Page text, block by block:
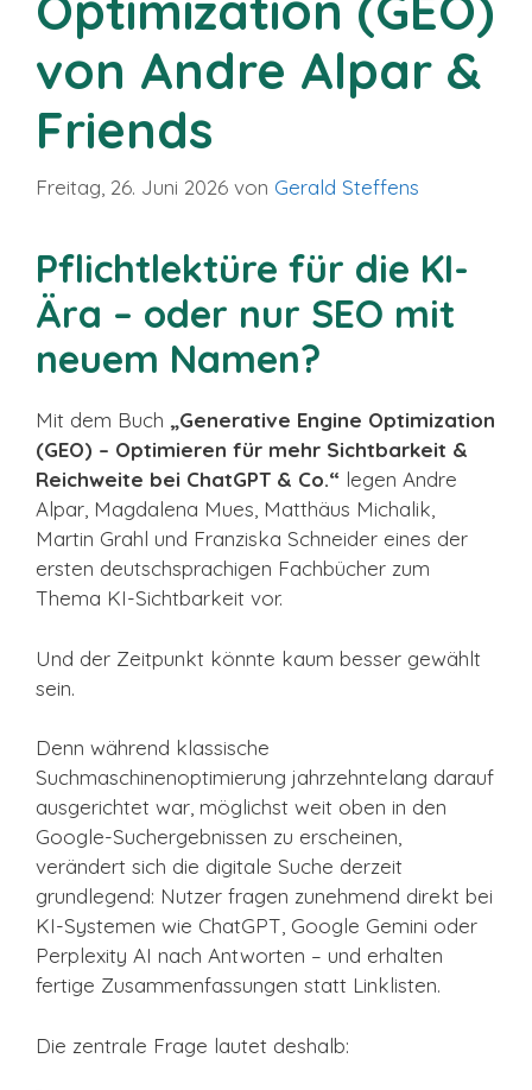
von Andre Alpar &
Friends
Freitag, 26. Juni 2026 von Gerald Steffens
Pflichtlektüre für die KI-
Ära – oder nur SEO mit
neuem Namen?
Mit dem Buch „Generative Engine Optimization
(GEO) – Optimieren für mehr Sichtbarkeit &
Reichweite bei ChatGPT & Co.“ legen Andre
Alpar , Magdalena Mues, Matthäus Michalik,
Martin Grahl und Franziska Schneider eines der
ersten deutschsprachigen Fachbücher zum
Thema KI-Sichtbarkeit vor.
Und der Zeitpunkt könnte kaum besser gewählt
sein.
Denn während klassische
Suchmaschinenoptimierung jahrzehntelang darauf
ausgerichtet war, möglichst weit oben in den
Google-Suchergebnissen zu erscheinen,
verändert sich die digitale Suche derzeit
grundlegend: Nutzer fragen zunehmend direkt bei
KI-Systemen wie ChatGPT Google Gemini oder
Perplexity AI nach Antworten – und erhalten
fertige Zusammenfassungen statt Linklisten.
Die zentrale Frage lautet deshalb: